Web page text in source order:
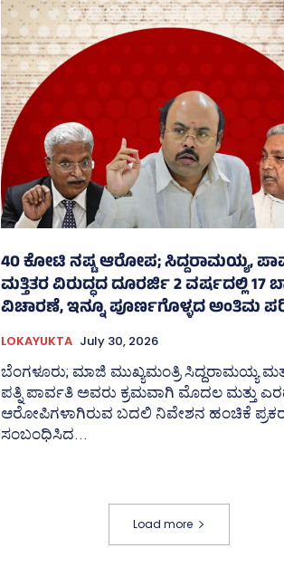
40 ಕೋಟಿ ನಷ್ಟ ಆರೋಪ; ಸಿದ್ದರಾಮಯ್ಯ,
ಮತ್ತಿತರ ವಿರುದ್ಧದ ದೂರರ್ಜಿ 2 ವರ್ಷದಲ್ಲಿ 17
ವಿಚಾರಣೆ, ಇನ್ನೂ ಪೂರ್ಣಗೊಳ್ಳದ ಅಂತಿಮ
LOKAYUKTA July 30, 2026
ಬೆಂಗಳೂರು; ಮಾಜಿ ಮುಖ್ಯಮಂತ್ರಿ ಸಿದ್ದರಾಮಯ್ಯ
ಪತ್ನಿ ಪಾರ್ವತಿ ಅವರು ಕ್ರಮವಾಗಿ ಮೊದಲ ಮತ್ತು
ಆರೋಪಿಗಳಾಗಿರುವ ಬದಲಿ ನಿವೇಶನ ಹಂಚಿಕೆ
ಸಂಬಂಧಿಸಿದ...
Load more